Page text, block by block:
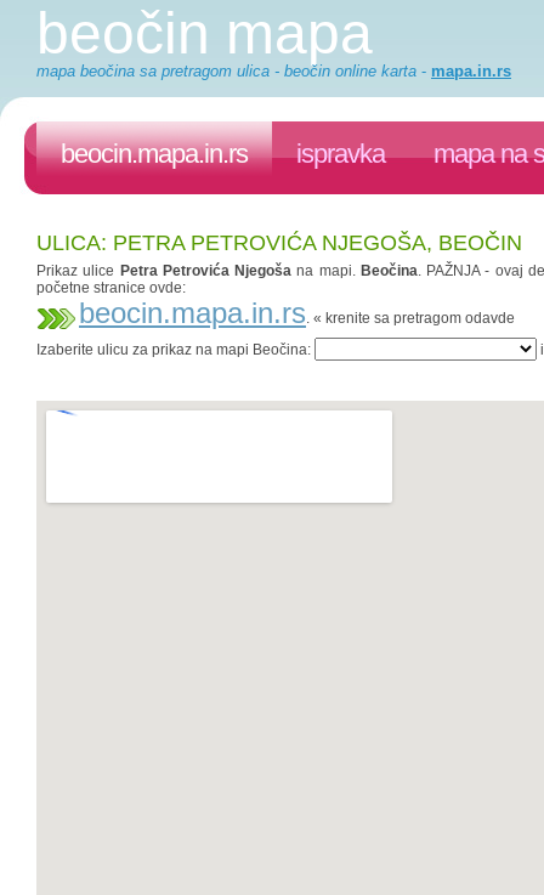
beočin mapa
mapa beočina sa pretragom ulica - beočin online karta - mapa.in.rs
beocin.mapa.in.rs ispravka mapa na
ULICA: PETRA PETROVIĆA NJEGOŠA, BEOČIN
Prikaz ulice Petra Petrovića Njegoša na mapi. Beočina. PAŽNJA - ovaj
početne stranice ovde:
beocin.mapa.in.rs. « krenite sa pretragom odavde
Izaberite ulicu za prikaz na mapi Beočina: